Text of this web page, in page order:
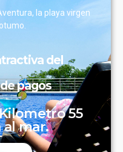
la playa virgen
del
pagos
55
al mar.